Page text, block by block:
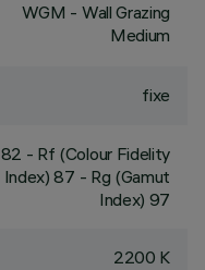
WGM - Wall Grazing
Medium
fixe
82 - Rf (Colour Fidelity
Index) 87 - Rg (Gamut
Index) 97
2200 K